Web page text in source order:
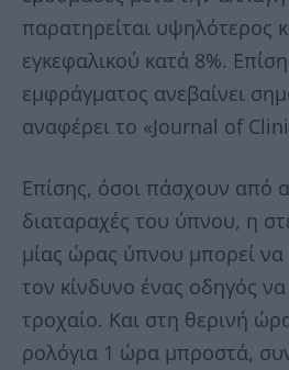
παρατηρείται υψηλότερος
εγκεφαλικού κατά 8%.
εμφράγματος ανεβαίνει
αναφέρει το «Journal of
Επίσης, όσοι πάσχουν από
διαταραχές του ύπνου, η
μίας ώρας ύπνου μπορεί να
τον κίνδυνο ένας οδηγός
τροχαίο. Και στη θερινή
ρολόγια 1 ώρα μπροστά,